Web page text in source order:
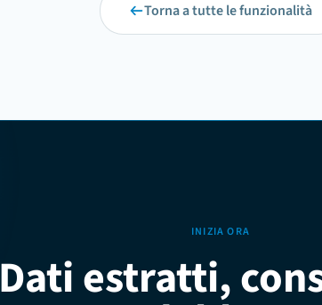
Torna a tutte le funzionalità
INIZIA ORA
Dati estratti,